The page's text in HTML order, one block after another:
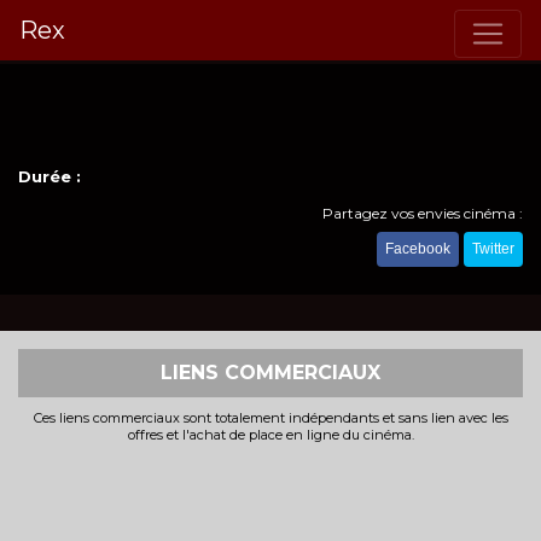
Rex
Durée :
Partagez vos envies cinéma :
Facebook Twitter
LIENS COMMERCIAUX
Ces liens commerciaux sont totalement indépendants et sans lien avec les
offres et l'achat de place en ligne du cinéma.